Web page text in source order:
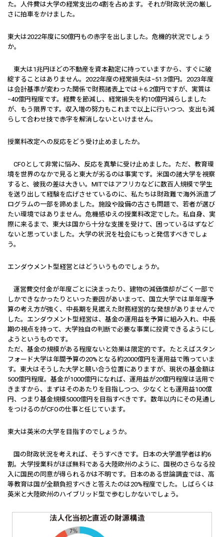
た。人件費は大学の経常支出の4割を占めます。それが財政状況の厳し
さに拍車をかけました。
――東大は2022年度に50億円もの赤字を出しました。危機的状況でしょう
か。
東大は1兆円ほどの不動産を資本勘定に持っていますから、すぐに破
綻することはありません。2022年度の経常損失は−51.3億円。2023年度
は会計基準が変わった関係で財務諸表上では＋6.2億円ですが、実質は
−40億円程度です。経費を節減し、経常損失を約10億円減らしました
が、もう限界です。収入増の努力もこれまで以上に行いつつ、支出も減
らして合わせ技で赤字を解消しないといけません。
――授業料改定への反応をどう受け止めましたか。
CFOとして非常に悩み、反応を真摯に受け止めました。ただ、教育環
境を世界のなかで見ると東大が劣るのは事実です。米国の諸大学を視察
すると、彼我の差は大きい。MITではアフリカなどに数百人規模で学生
を送り出して経験を広げさせているのに、私たちは財政難で海外派遣プ
ログラムの一部を諦めました。施設や設備の古さも問題で、若者が選び
たい環境ではありません。危機感ゆえの授業料改定でした。私自身、実
際に来るまで、東大は国から十分な支援を受けて、困っているはずなど
ないと思っていました。大学の状況を社会にもっと発信すべきでしょ
う。
――エンダウメント型経営とはどういうものでしょうか。
運営費交付金が年度ごとに決まったり、建物の減価償却がごく一部で
しかできなかったりといった要因があいまって、国立大学では単年度予
算の考え方が強く、中長期を見据えた財務経営的な発想がありませんで
した。エンダウメント型経営は、基金の運用益を予算に組み入れ、中長
期の視点を持って、大学独自の判断で必要な事業に投資できるようにし
ようというものです。
ただ、基金の規模がある程度ないと効果は限定的です。たとえばスタン
フォード大学は年間予算の20%となる約2000億円を運用益で賄っていま
す。東大はそうした大学と競い合う位置にありますが、現状の基金額は
500億円程度。基金が1000億円になれば、運用益が20億円程度は活用で
きますから、まずはそのあたりを目指しつつ、少なくとも運用益100億
円、つまり基金規模5000億円を目指すべきです。数年以内にその見通し
をつけるのがCFOの仕事と任じています。
――東大は英米の大学を目指すのでしょうか。
国の財政状況を考えれば、そうすべきです。日本の大学進学者は約6
割。大学授業料がほぼ無料である大陸欧州のように、国税のさらなる投
入に国民の同意が得られるかは不明です。日本のある世論調査では、高
等教育は国が全額負担すべきと答えたのは20%程度でした。しばらくは
英米と大陸欧州のハイブリッド型で歩むしかないでしょう。